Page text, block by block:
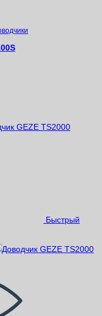
Быстрый